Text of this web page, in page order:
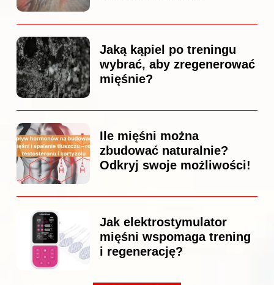
Jaką kąpiel po treningu
wybrać, aby zregenerować
mięśnie?
Ile mięśni można
zbudować naturalnie?
Odkryj swoje możliwości!
Jak elektrostymulator
mięśni wspomaga trening
i regenerację?